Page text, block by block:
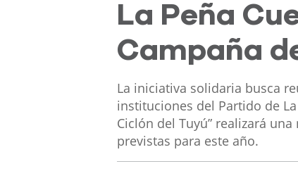
La Peña
Campaña
La iniciativa solidaria busca
instituciones del Partido de
Ciclón del Tuyú” realizará
previstas para este año.